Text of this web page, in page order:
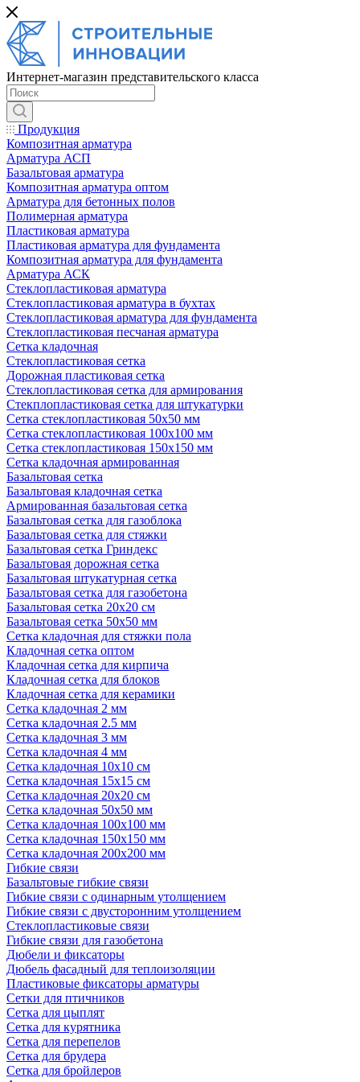
Интернет-магазин представительского класса
Продукция
Композитная арматура
Арматура АСП
Базальтовая арматура
Композитная арматура оптом
Арматура для бетонных полов
Полимерная арматура
Пластиковая арматура
Пластиковая арматура для фундамента
Композитная арматура для фундамента
Арматура АСК
Cтеклопластиковая арматура
Стеклопластиковая арматура в бухтах
Стеклопластиковая арматура для фундамента
Стеклопластиковая песчаная арматура
Сетка кладочная
Стеклопластиковая сетка
Дорожная пластиковая сетка
Стеклопластиковая сетка для армирования
Стекплопластиковая сетка для штукатурки
Сетка стеклопластиковая 50x50 мм
Сетка стеклопластиковая 100x100 мм
Сетка стеклопластиковая 150x150 мм
Сетка кладочная армированная
Базальтовая сетка
Базальтовая кладочная сетка
Армированная базальтовая сетка
Базальтовая сетка для газоблока
Базальтовая сетка для стяжки
Базальтовая сетка Гриндекс
Базальтовая дорожная сетка
Базальтовая штукатурная сетка
Базальтовая сетка для газобетона
Базальтовая сетка 20x20 см
Базальтовая сетка 50x50 мм
Сетка кладочная для стяжки пола
Кладочная сетка оптом
Кладочная сетка для кирпича
Кладочная сетка для блоков
Кладочная сетка для керамики
Сетка кладочная 2 мм
Сетка кладочная 2.5 мм
Сетка кладочная 3 мм
Сетка кладочная 4 мм
Сетка кладочная 10x10 см
Сетка кладочная 15x15 см
Сетка кладочная 20x20 см
Сетка кладочная 50x50 мм
Сетка кладочная 100x100 мм
Сетка кладочная 150x150 мм
Сетка кладочная 200x200 мм
Гибкие связи
Базальтовые гибкие связи
Гибкие связи с одинарным утолщением
Гибкие связи с двусторонним утолщением
Стеклопластиковые связи
Гибкие связи для газобетона
Дюбели и фиксаторы
Дюбель фасадный для теплоизоляции
Пластиковые фиксаторы арматуры
Сетки для птичников
Сетка для цыплят
Сетка для курятника
Сетка для перепелов
Сетка для брудера
Сетка для бройлеров